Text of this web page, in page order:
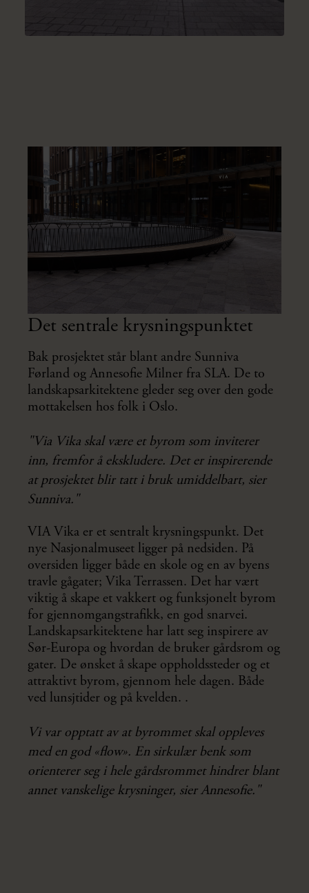
Det sentrale krysningspunktet
Bak prosjektet står blant andre Sunniva
Førland og Annesofie Milner fra SLA. De to
landskapsarkitektene gleder seg over den gode
mottakelsen hos folk i Oslo.
"Via Vika skal være et byrom som inviterer
inn, fremfor å ekskludere. Det er inspirerende
at prosjektet blir tatt i bruk umiddelbart, sier
Sunniva."
VIA Vika er et sentralt krysningspunkt. Det
nye Nasjonalmuseet ligger på nedsiden. På
oversiden ligger både en skole og en av byens
travle gågater; Vika Terrassen. Det har vært
viktig å skape et vakkert og funksjonelt byrom
for gjennomgangstrafikk, en god snarvei.
Landskapsarkitektene har latt seg inspirere av
Sør-Europa og hvordan de bruker gårdsrom og
gater. De ønsket å skape oppholdssteder og et
attraktivt byrom, gjennom hele dagen. Både
ved lunsjtider og på kvelden. .
Vi var opptatt av at byrommet skal oppleves
med en god «flow». En sirkulær benk som
orienterer seg i hele gårdsrommet hindrer blant
annet vanskelige krysninger, sier Annesofie."